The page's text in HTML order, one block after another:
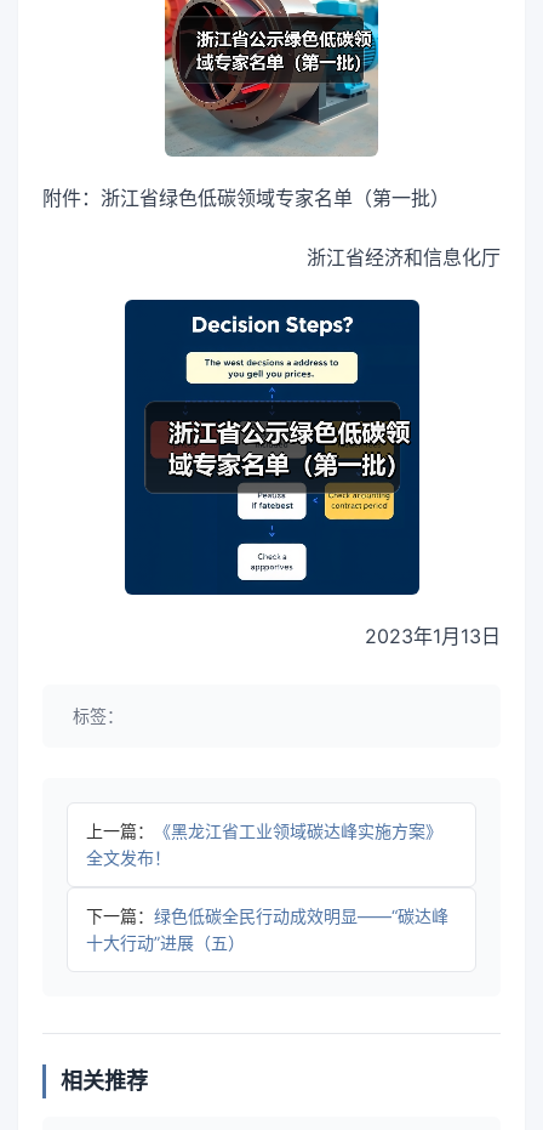
附件：浙江省绿色低碳领域专家名单（第一批）
浙江省经济和信息化厅
2023年1月13日
标签：
上一篇：
《黑龙江省工业领域碳达峰实施方案》
全文发布！
下一篇： 绿色低碳全民行动成效明显——“碳达峰
十大行动”进展（五）
相关推荐